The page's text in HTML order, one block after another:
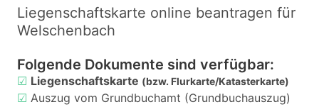
Liegenschaftskarte online beantragen für
Welschenbach
Folgende Dokumente sind verfügbar:
☑ Liegenschaftskarte (bzw. Flurkarte/Katasterkarte)
☑ Auszug vom Grundbuchamt (Grundbuchauszug)